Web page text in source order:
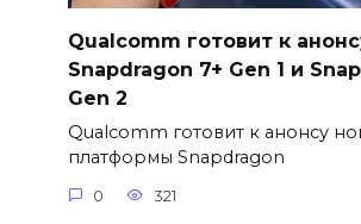
Qualcomm готовит к
Snapdragon 7+ Gen 1 и
Gen 2
Qualcomm готовит к анонсу
платформы Snapdragon
0 321